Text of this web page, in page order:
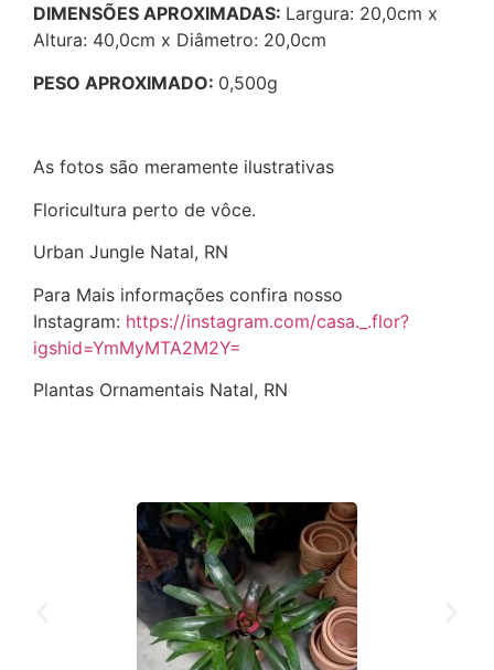
DIMENSÕES APROXIMADAS: Largura: 20,0cm x
Altura: 40,0cm x Diâmetro: 20,0cm
PESO APROXIMADO: 0,500g
As fotos são meramente ilustrativas
Floricultura perto de vôce.
Urban Jungle Natal, RN
Para Mais informações confira nosso
Instagram: https://instagram.com/casa._.flor?
igshid=YmMyMTA2M2Y=
Plantas Ornamentais Natal, RN